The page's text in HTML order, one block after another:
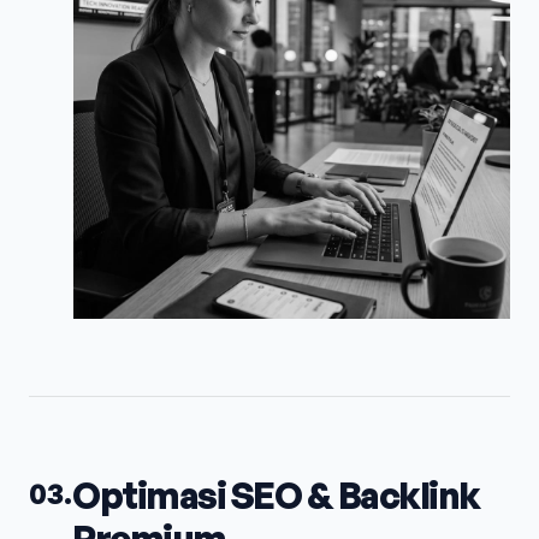
03.Optimasi SEO & Backlink